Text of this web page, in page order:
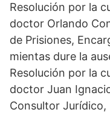
Resolución por la
doctor Orlando
de Prisiones,
mientas dure la
Resolución por la
doctor Juan
Consultor Jurídico,